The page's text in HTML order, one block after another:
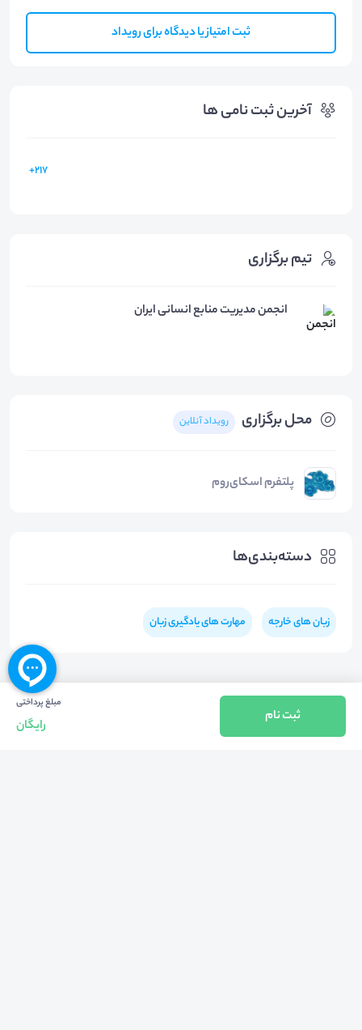
ثبت امتیاز یا دیدگاه برای رویداد
آخرین ثبت نامی ها
217+
محل برگزاری رویداد آنلاین
پلتفرم اسکای‌روم
دسته‌بندی‌ها
زبان های خارجه مهارت های یادگیری زبان
تیم برگزاری
انجمن مدیریت منابع انسانی ایران
مبلغ پرداختی
رایگان
ثبت نام